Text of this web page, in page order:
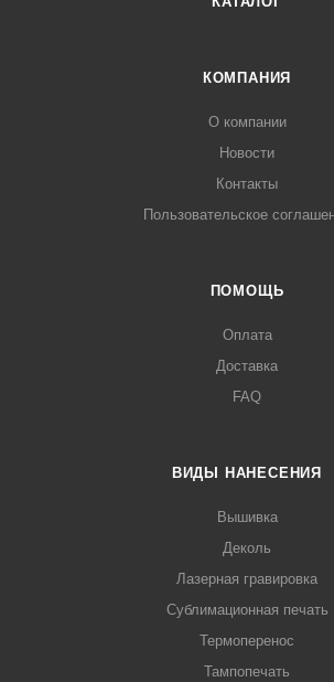
КОМПАНИЯ
О компании
Новости
Контакты
Пользовательское
ПОМОЩЬ
Оплата
Доставка
FAQ
ВИДЫ НАНЕСЕНИЯ
Вышивка
Деколь
Лазерная гравировка
Сублимационная печать
Термоперенос
Тампопечать